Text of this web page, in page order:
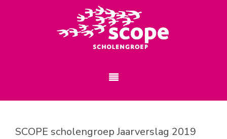
SCOPE scholengroep Jaarverslag 2019